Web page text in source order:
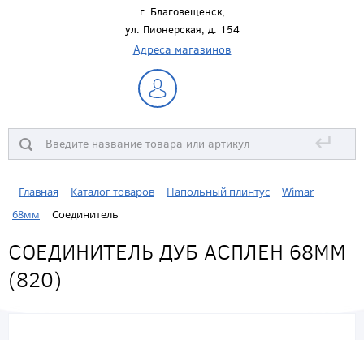
г. Благовещенск,
ул. Пионерская, д. 154
Адреса магазинов
↵
Главная Каталог товаров Напольный плинтус
Wimar
68мм
Соединитель
СОЕДИНИТЕЛЬ ДУБ АСПЛЕН 68ММ
(820)